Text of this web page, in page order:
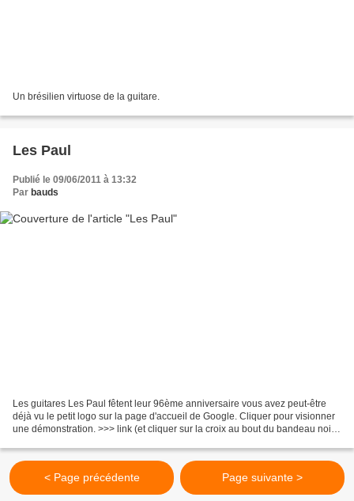
Un brésilien virtuose de la guitare.
Les Paul
Publié le 09/06/2011 à 13:32
Par bauds
Les guitares Les Paul fêtent leur 96ème anniversaire vous avez peut-être
déjà vu le petit logo sur la page d'accueil de Google. Cliquer pour visionner
une démonstration. >>> link (et cliquer sur la croix au bout du bandeau noir
< Page précédente Page suivante >